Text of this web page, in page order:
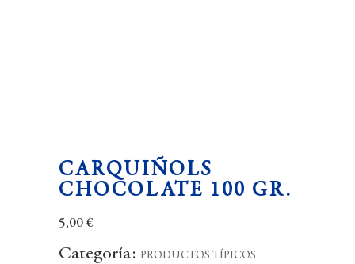
CARQUIÑOLS
CHOCOLATE 100 GR.
5,00 €
Categoría: PRODUCTOS TÍPICOS